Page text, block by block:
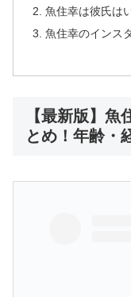
魚住幸は彼氏は
魚住幸のインス
【最新版】
とめ！年齢・